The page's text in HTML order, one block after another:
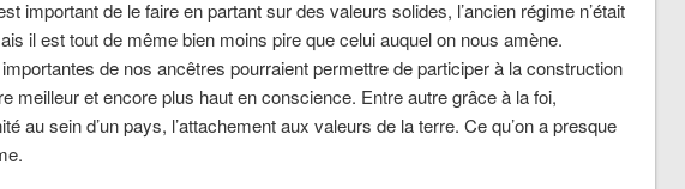
important de le faire en partant sur des valeurs solides, l’ancien régime n’était
il est tout de même bien moins pire que celui auquel on nous amène.
de nos ancêtres pourraient permettre de participer à la construction
meilleur et encore plus haut en conscience. Entre autre grâce à la foi,
au sein d’un pays, l’attachement aux valeurs de la terre. Ce qu’on a presque